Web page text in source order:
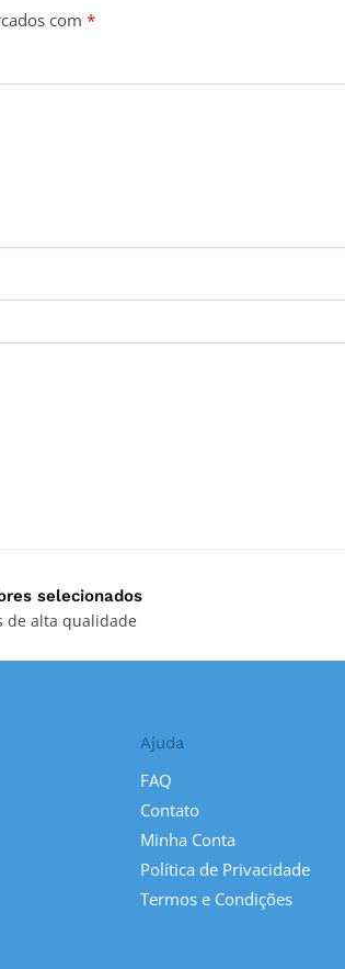
com *
selecionados
de alta qualidade
Ajuda
FAQ
Contato
Minha Conta
Política de Privacidade
Termos e Condições